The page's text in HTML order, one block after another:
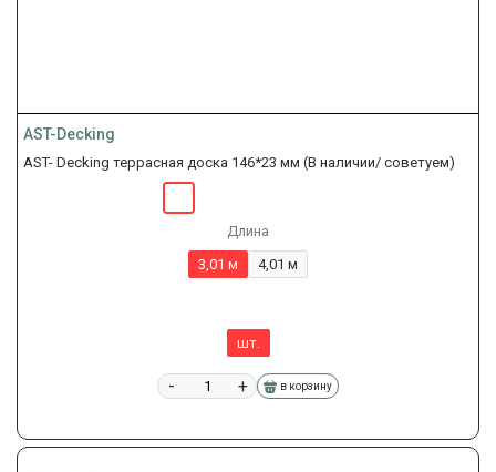
AST-Decking
AST- Decking террасная доска 146*23 мм (В наличии/ советуем)
Длина
3,01 м
4,01 м
шт.
- + в корзину